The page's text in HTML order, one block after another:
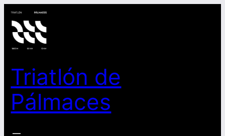
Saltar
contenido
Triatlón de
Pálmaces